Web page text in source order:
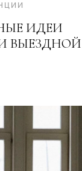
ИДЕИ
ВЫЕЗДНОЙ